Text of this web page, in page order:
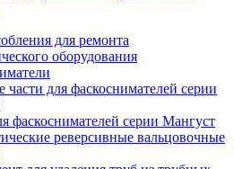
для ремонта
оборудования
части для фаскоснимателей серии
фаскоснимателей серии Мангуст
реверсивные вальцовочные